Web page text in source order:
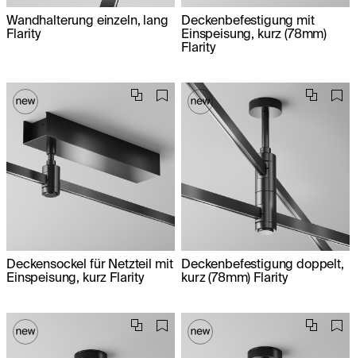
Wandhalterung einzeln, lang
Flarity
Deckenbefestigung mit
Einspeisung, kurz (78mm)
Flarity
Deckensockel für Netzteil mit
Einspeisung, kurz Flarity
Deckenbefestigung doppelt,
kurz (78mm) Flarity